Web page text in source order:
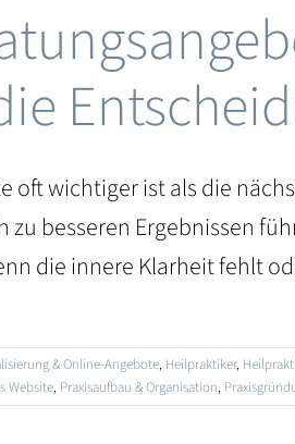
oft wichtiger ist als die
besseren Ergebnissen
die innere Klarheit fehlt
& Online-Angebote, Heilpraktiker,
Website, Praxisaufbau & Organisation,